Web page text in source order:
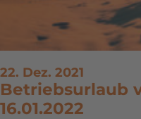
22. Dez. 2021
Betriebsurlaub
16.01.2022